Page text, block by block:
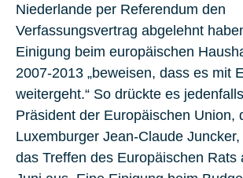
Niederlande per Referendum den
Verfassungsvertrag abgelehnt
Einigung beim europäischen
2007-2013 „beweisen, dass es mit
weitergeht.“ So drückte es
Präsident der Europäischen Union,
Luxemburger Jean-Claude
das Treffen des Europäischen Rats